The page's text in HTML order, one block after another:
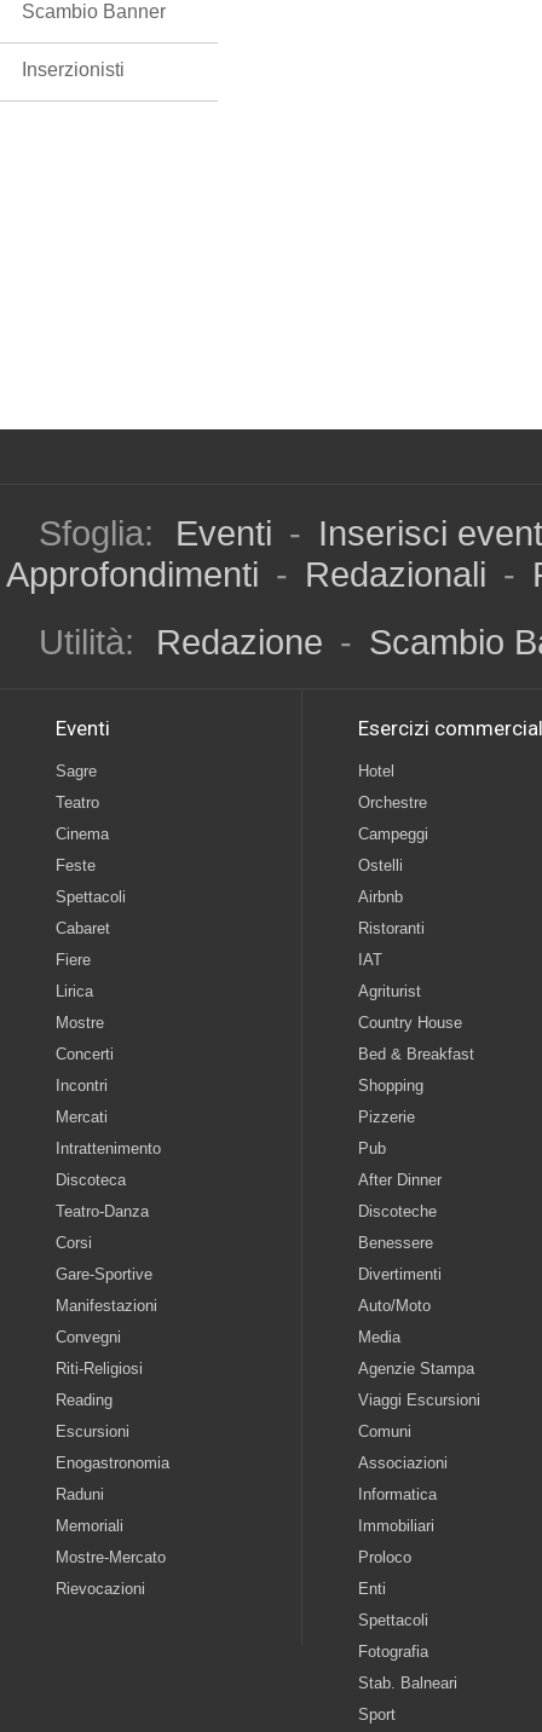
Scambio Banner
Inserzionisti
Sfoglia: Eventi - Inserisci
Approfondimenti - Redazionali -
Utilità:
Redazione - Scambio
Eventi
Sagre
Teatro
Cinema
Feste
Spettacoli
Cabaret
Fiere
Lirica
Mostre
Concerti
Incontri
Mercati
Intrattenimento
Discoteca
Teatro-Danza
Corsi
Gare-Sportive
Manifestazioni
Convegni
Riti-Religiosi
Reading
Escursioni
Enogastronomia
Raduni
Memoriali
Mostre-Mercato
Rievocazioni
Esercizi
Hotel
Orchestre
Campeggi
Ostelli
Airbnb
Ristoranti
IAT
Agriturist
Country House
Bed & Breakfast
Shopping
Pizzerie
Pub
After Dinner
Discoteche
Benessere
Divertimenti
Auto/Moto
Media
Agenzie Stampa
Viaggi Escursioni
Comuni
Associazioni
Informatica
Immobiliari
Proloco
Enti
Spettacoli
Fotografia
Stab. Balneari
Sport